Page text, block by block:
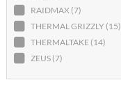
RAIDMAX (7)
THERMAL GRIZZLY (15)
THERMALTAKE (14)
ZEUS (7)